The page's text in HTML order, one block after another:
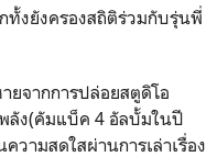
ทั้งยังครองสถิติร่วมกับรุ่นพี่
ยจากการปล่อยสตูดิโอ
ลัง(คัมแบ็ค 4 อัลบั้มในปี
ความสดใสผ่านการเล่าเรื่อง